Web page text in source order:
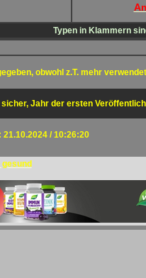
Typen in Klammern
obwohl z.T. mehr
Jahr der ersten
/ 10:26:20
gesund